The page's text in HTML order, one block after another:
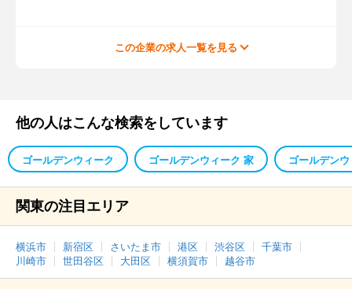
この企業の求人一覧を見る
他の人はこんな検索をしています
ゴールデンウィーク ゴールデンウィーク 家 ゴールデン
関東の注目エリア
横浜市 新宿区 さいたま市 港区 渋谷区
千葉市
川崎市
世田谷区 大田区 横須賀市 越谷市